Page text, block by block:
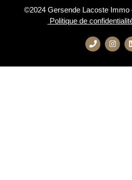
©2024 Gersende Lacoste Immo
Politique de